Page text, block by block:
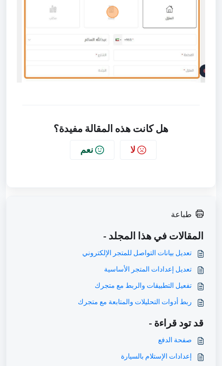
هل كانت هذه المقالة مفيدة؟
لا نعم
طباعة
المقالات في هذا المجلد -
تعديل بيانات التواصل للمتجر الإلكتروني
تعديل إعدادات المتجر الأساسية
تفعيل التطبيقات والربط مع متجرك
ربط أدوات التحليلات والمتابعة مع متجرك
قد تود قراءة -
صفحة الدفع
إعدادات الإستلام بالسيارة